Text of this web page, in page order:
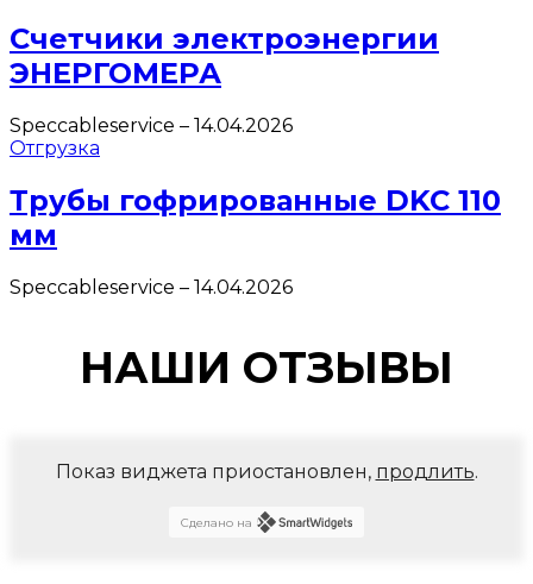
Счетчики электроэнергии
ЭНЕРГОМЕРА
Speccableservice – 14.04.2026
Отгрузка
Трубы гофрированные DKC 110
мм
Speccableservice – 14.04.2026
НАШИ ОТЗЫВЫ
Показ виджета приостановлен, продлить.
Сделано на